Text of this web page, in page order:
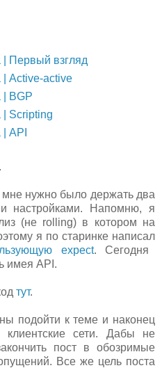
Первый взгляд
| Аctive-active
| BGP
| Scripting
API
мне нужно было держать два
настройками. Напомню, я
(не rolling) в котором на
я по старинке написал
expect. Сегодня
имея API.
тут.
подойти к теме и наконец
клиентские сети. Дабы не
пост в обозримые
Все же цель поста